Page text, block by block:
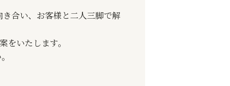
合い、お客様と二人三脚で解
いたします。